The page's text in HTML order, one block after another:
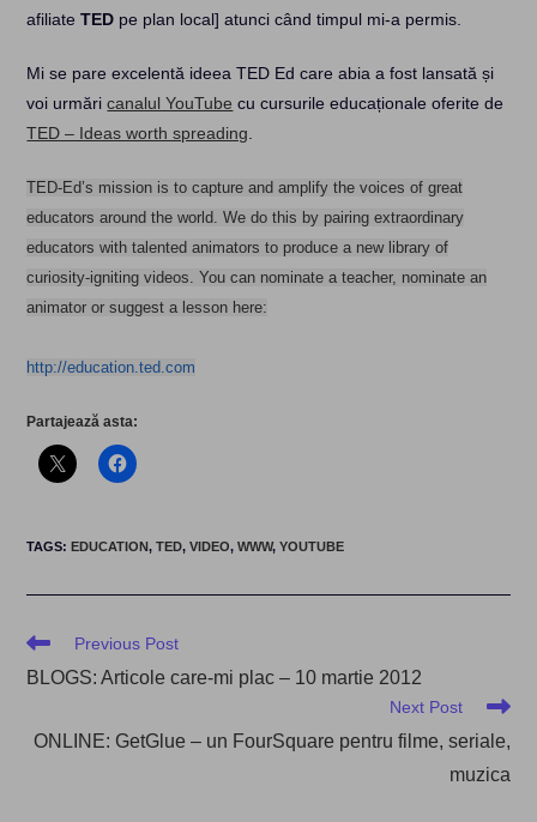
afiliateTED pe plan local] atunci când timpul mi-a permis.
Mi se pare excelentă ideea TED Ed care abia a fost lansată și
voi urmăricanalul YouTube cu cursurile educaționale oferite de
TED – Ideas worth spreading
TED-Ed’s mission is to capture and amplify the voices of great
educators around the world. We do this by pairing extraordinary
educators with talented animators to produce a new library of
curiosity-igniting videos. You can nominate a teacher, nominate an
animator or suggest a lesson here:
http://education.ted.com
Partajează asta:
TAGS:EDUCATION, TED, VIDEO, WWW, YOUTUBE
Read
articles
Previous Post
BLOGS: Articole care-mi plac – 10 martie 2012
Next Post
ONLINE: GetGlue – un FourSquare pentru filme, seriale,
muzica